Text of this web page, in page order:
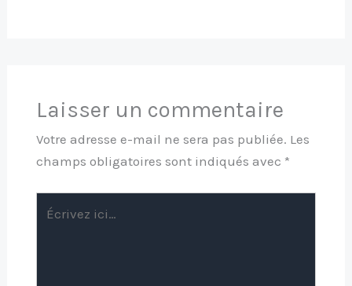
Laisser un commentaire
Votre adresse e-mail ne sera pas publiée. Les
champs obligatoires sont indiqués avec *